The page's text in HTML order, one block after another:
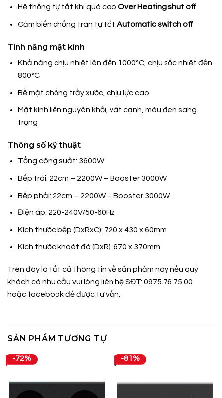
Hệ thống tự tắt khi quá cao Over Heating shut off
Cảm biến chống tràn tự tắt Automatic switch off
Tính năng mặt kính
Khả năng chịu nhiệt lên đến 1000°C, chịu sốc nhiệt đến
800°C
Bề mặt chống trầy xước, chịu lực cao
Mặt kính liền nguyên khối, vát cạnh, màu đen sang
trọng
Thông số kỹ thuật
Tổng công suất: 3600W
Bếp trái: 22cm – 2200W – Booster 3000W
Bếp phải: 22cm – 2200W – Booster 3000W
Điện áp: 220-240V/50-60Hz
Kích thước bếp (DxRxC): 720 x 430 x 60mm
Kích thước khoét đá (DxR): 670 x 370mm
Trên đây là tất cả thông tin về sản phẩm này nếu quý
khách có nhu cầu vui lòng liên hệ SĐT: 0975.76.75.00
hoặc facebookđể được tư vấn.
SẢN PHẨM TƯƠNG TỰ
-72% -81%